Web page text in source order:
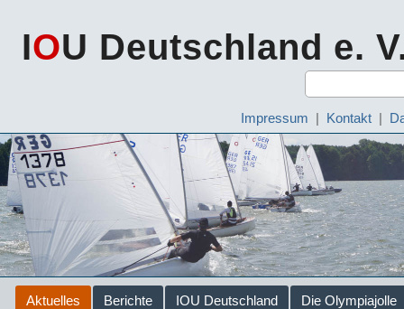
IOU Deutschland e.
Impressum | Kontakt |
Aktuelles Berichte IOU Deutschland Die Olympiajolle